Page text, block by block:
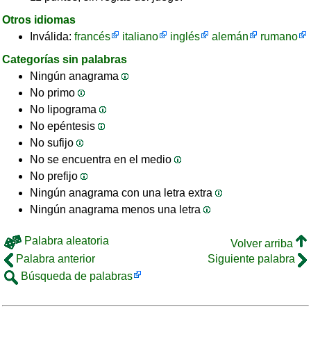
Otros idiomas
Inválida: francés italiano inglés alemán
rumano
Categorías sin palabras
Ningún anagrama
No primo
No lipograma
No epéntesis
No sufijo
No se encuentra en el medio
No prefijo
Ningún anagrama con una letra extra
Ningún anagrama menos una letra
Palabra aleatoria
Volver arriba
Palabra anterior
Siguiente palabra
Búsqueda de palabras